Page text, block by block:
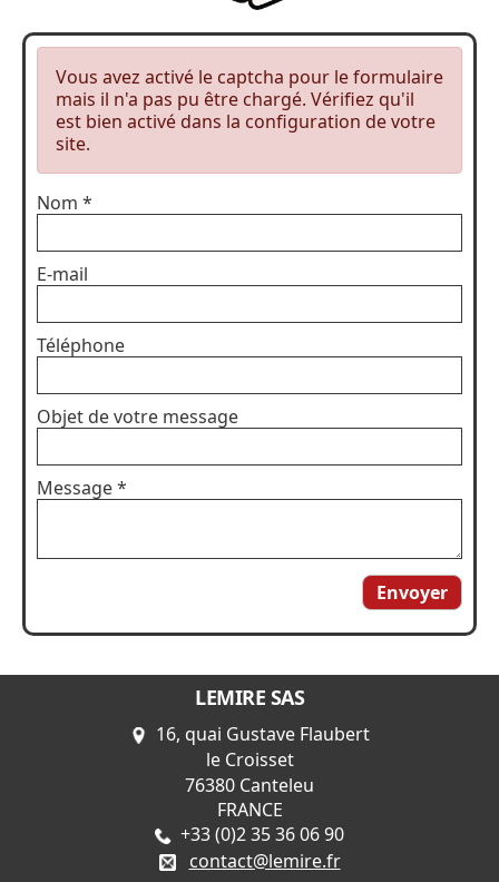
Vous avez activé le captcha pour le formulaire
mais il n'a pas pu être chargé. Vérifiez qu'il
est bien activé dans la configuration de votre
site.
Nom *
E-mail
Téléphone
Objet de votre message
Message*
Envoyer
LEMIRE SAS
16, quai Gustave Flaubert
le Croisset
76380 Canteleu
FRANCE
+33 (0)2 35 36 06 90
contact@lemire.fr